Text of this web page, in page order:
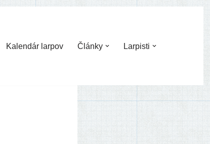
Kalendár larpov Články Larpisti